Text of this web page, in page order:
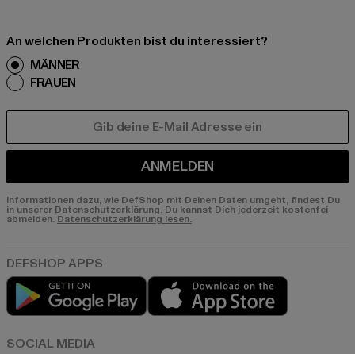
An welchen Produkten bist du interessiert?
MÄNNER
FRAUEN
ANMELDEN
Informationen dazu, wie DefShop mit Deinen Daten umgeht, findest Du
in unserer Datenschutzerklärung. Du kannst Dich jederzeit kostenfei
abmelden. Datenschutzerklärung lesen.
Play market